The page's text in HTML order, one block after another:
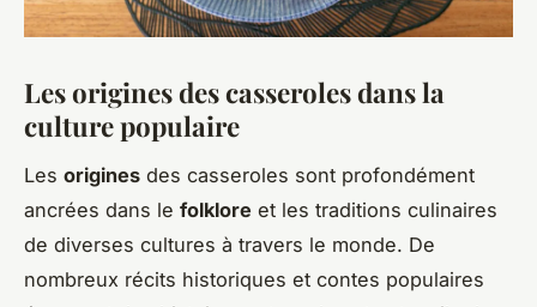
Les origines des casseroles dans la
culture populaire
Les origines des casseroles sont profondément
ancrées dans le folklore et les traditions culinaires
de diverses cultures à travers le monde. De
nombreux récits historiques et contes populaires